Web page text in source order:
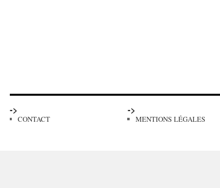
->
CONTACT
->
MENTIONS LÉGALES